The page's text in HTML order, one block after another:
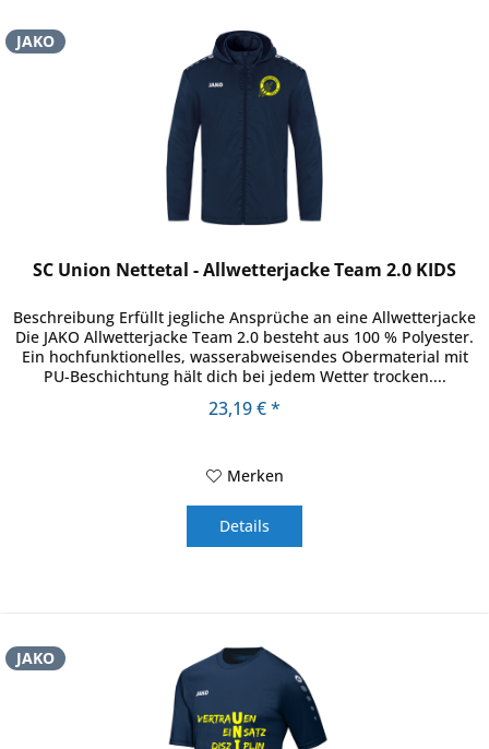
JAKO
SC Union Nettetal - Allwetterjacke Team 2.0 KIDS
Beschreibung Erfüllt jegliche Ansprüche an eine Allwetterjacke
Die JAKO Allwetterjacke Team 2.0 besteht aus 100 % Polyester.
Ein hochfunktionelles, wasserabweisendes Obermaterial mit
PU-Beschichtung hält dich bei jedem Wetter trocken....
23,19 € *
Merken
Details
JAKO